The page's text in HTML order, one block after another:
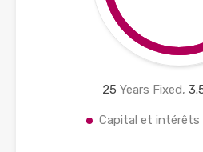
25 Years Fixed,
Capital et intérêts